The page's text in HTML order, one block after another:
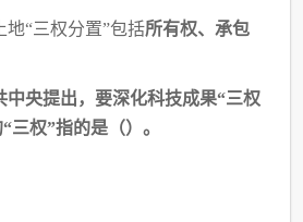
地“三权分置”包括所有权、承包
中央提出，要深化科技成果“三权
三权”指的是 （）。